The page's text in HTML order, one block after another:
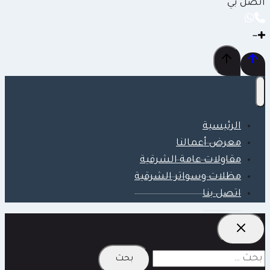
اتصل بي
الرئيسية
معرض أعمالنا
مقاولات عامة الشرقية
مظلات وسواتر الشرقية
اتصل بنا
البحث